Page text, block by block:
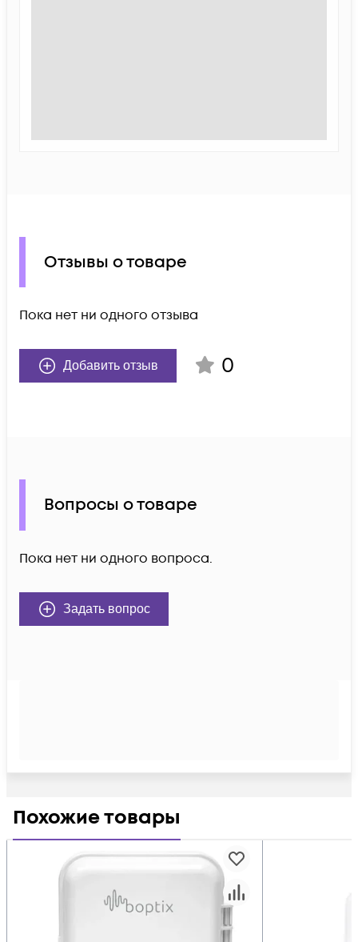
Отзывы о товаре
Пока нет ни одного отзыва
Добавить отзыв 0
Вопросы о товаре
Пока нет ни одного вопроса.
Задать вопрос
Похожие товары